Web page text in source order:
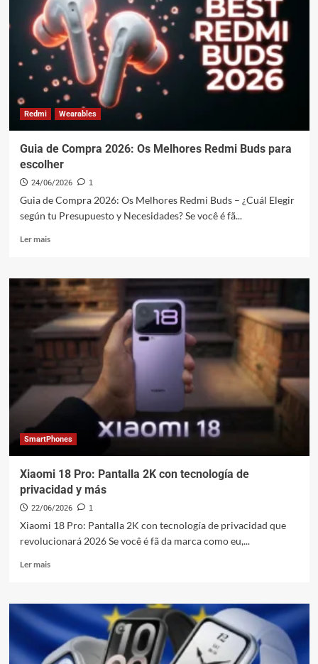
gafas
inteligentes
en
China
con
28%
Redmi Wearables
Guia de Compra 2026: Os Melhores Redmi Buds para
escolher
24/06/2026 1
Guia de Compra 2026: Os Melhores Redmi Buds – ¿Cuál Elegir
según tu Presupuesto y Necesidades? Se você é fã...
Ler maisLeia
Guia
de
Compra
2026:
Os
Melhores
Redmi
para
escolher
SmartPhones
Xiaomi 18 Pro: Pantalla 2K con tecnología de
privacidad y más
22/06/2026 1
Xiaomi 18 Pro: Pantalla 2K con tecnología de privacidad que
revolucionará 2026 Se você é fã da marca como eu,...
Ler maisLeia
Xiaomi
Pro:
Pantalla
2K